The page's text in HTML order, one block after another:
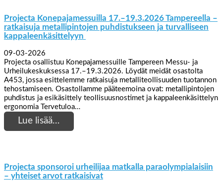
Projecta Konepajamessuilla 17.–19.3.2026 Tampereella –
ratkaisuja metallipintojen puhdistukseen ja turvalliseen
kappaleenkäsittelyyn
09-03-2026
Projecta osallistuu Konepajamessuille Tampereen Messu- ja
Urheilukeskuksessa 17.–19.3.2026. Löydät meidät osastolta
A453, jossa esittelemme ratkaisuja metalliteollisuuden tuotannon
tehostamiseen. Osastollamme pääteemoina ovat: metallipintojen
puhdistus ja esikäsittely teollisuusnostimet ja kappaleenkäsittelyn
ergonomia Tervetuloa…
Lue lisää…
Projecta sponsoroi urheilijaa matkalla paraolympialaisiin
– yhteiset arvot ratkaisivat